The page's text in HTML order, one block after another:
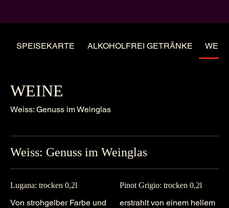
SPEISEKARTE ALKOHOLFREI GETRÄNKE
WEINE
Weiss: Genuss im Weinglas
Weiss: Genuss im Weinglas
Lugana: trocken 0,2l
Von strohgelber Farbe und
Pinot Grigio: trocken 0,2l
erstrahlt von einem hellem